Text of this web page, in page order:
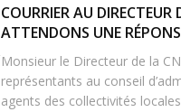
COURRIER AU
ATTENDONS UNE
Monsieur le Directeur de la
représentants au conseil
agents des collectivités